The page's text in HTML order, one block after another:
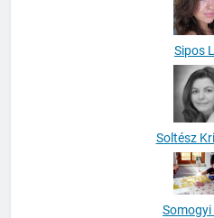
Sipos
Soltész
Somogyi